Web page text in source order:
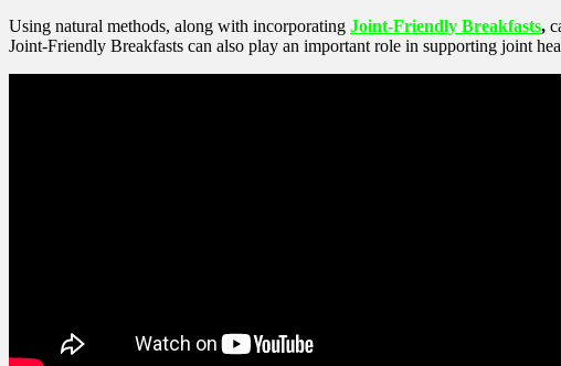
Using natural methods, along with incorporating Joint-Friendly Breakfasts,
Joint-Friendly Breakfasts can also play an important role in supporting joint